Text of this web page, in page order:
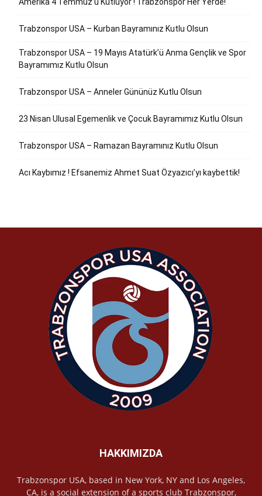
Amerika 4 Temmuz’u Kutluyor ! Trabzonspor Her Yerde!
Trabzonspor USA – Kurban Bayramınız Kutlu Olsun
Trabzonspor USA – 19 Mayıs Atatürk’ü Anma Gençlik ve Spor
Bayramımız Kutlu Olsun
Trabzonspor USA – Anneler Gününüz Kutlu Olsun
23 Nisan Ulusal Egemenlik ve Çocuk Bayramımız Kutlu Olsun
Trabzonspor USA – Ramazan Bayramınız Kutlu Olsun
Acı Kaybımız ! Efsanemiz Ahmet Suat Özyazıcı’yı kaybettik!
HAKKIMIZDA
Trabzonspor USA, based in New York, NY and Los Angeles,
CA, is a social extension of a sports club Trabzonspor,